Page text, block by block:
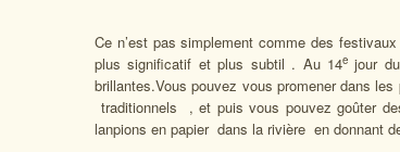
Ce n’est pas simplement comme des
plus significatif et plus subtil . Au 14ejour du
brillantes.Vous pouvez vous promener dans
traditionnels , et puis vous pouvez goûter
lanpions en papier dans la rivière en donnant